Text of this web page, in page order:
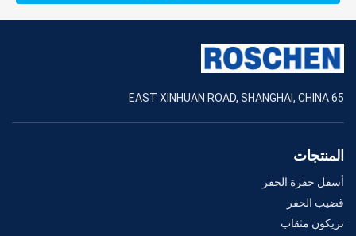
65 EAST XINHUAN ROAD, SHANGHAI, CHINA
المنتجات
أسفل حفرة الحفر
قضيب الحفر
تريكون مثقاب